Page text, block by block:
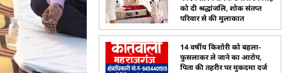
को दी श्रद्धांजलि, शोक संतप्त
परिवार से की मुलाकात
14 वर्षीय किशोरी को बहला-
फुसलाकर ले जाने का आरोप,
पिता की तहरीर पर मुकदमा दर्ज